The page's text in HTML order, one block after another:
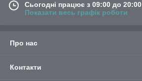
Сьогодні працює з 09:00 до 20:00
Показати весь графік роботи
Про нас
Контакти